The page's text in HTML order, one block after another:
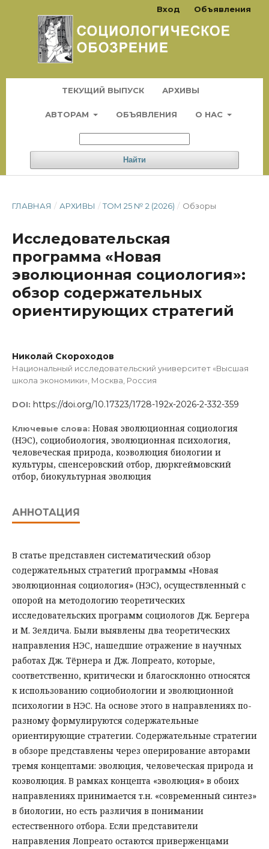
ТЕКУЩИЙ ВЫПУСК АРХИВЫ
АВТОРАМ ОБЪЯВЛЕНИЯ О НАС
Найти
Вход Объявления
ГЛАВНАЯ / АРХИВЫ / ТОМ 25 № 2 (2026) / Обзоры
Исследовательская
программа «Новая
эволюционная социология»:
обзор содержательных
ориентирующих стратегий
Николай Скороходов
Национальный исследовательский университет «Высшая
школа экономики», Москва, Россия
DOI: https://doi.org/10.17323/1728-192x-2026-2-332-359
Ключевые слова: Новая эволюционная социология
(НЭС), социобиология, эволюционная психология,
человеческая природа, коэволюция биологии и
культуры, спенсеровский отбор, дюркгеймовский
отбор, биокультурная эволюция
АННОТАЦИЯ
В статье представлен систематический обзор
содержательных стратегий программы «Новая
эволюционная социология» (НЭС), осуществленный с
опорой на методологию теоретических
исследовательских программ социологов Дж. Бергера
и М. Зелдича. Были выявлены два теоретических
направления НЭС, нашедшие отражение в научных
работах Дж. Тёрнера и Дж. Лопреато, которые,
соответственно, критически и благосклонно относятся
к использованию социобиологии и эволюционной
психологии в НЭС. На основе этого в направлениях по-
разному формулируются содержательные
ориентирующие стратегии. Содержательные стратегии
в обзоре представлены через оперирование авторами
тремя концептами: эволюция, человеческая природа и
коэволюция. В рамках концепта «эволюция» в обоих
направлениях принимается т.н. «современный синтез»
в биологии, но есть различия в понимании
естественного отбора. Если представители
направления Лопреато остаются приверженцами